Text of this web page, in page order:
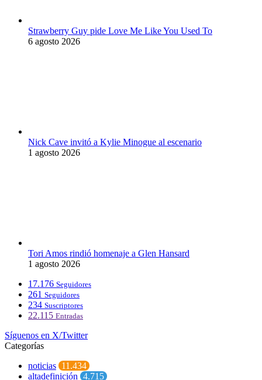
Strawberry Guy pide Love Me Like You Used To
6 agosto 2026
Nick Cave invitó a Kylie Minogue al escenario
1 agosto 2026
Tori Amos rindió homenaje a Glen Hansard
1 agosto 2026
17.176 Seguidores
261 Seguidores
234 Suscriptores
22.115 Entradas
Síguenos en X/Twitter
Categorías
noticias 11.434
altadefinición 4.715